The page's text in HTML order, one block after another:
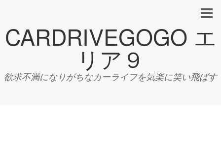
CARDRIVEGOGO エ
リア９
欲求不満になりがちなカーライフを気楽に笑い飛ばす